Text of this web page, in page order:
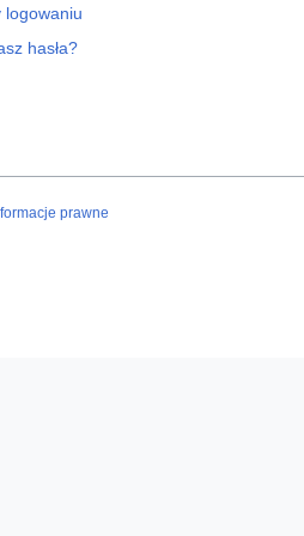
logowaniu
hasła?
prawne